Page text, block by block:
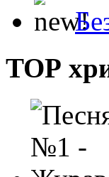
ТОР